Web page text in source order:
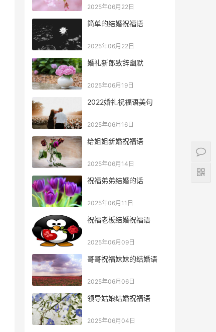
2025年06月22日
简单的结婚祝福语
2025年06月22日
婚礼新郎致辞幽默
2025年06月19日
2022婚礼祝福语美句
2025年06月16日
给姐姐新婚祝福语
2025年06月14日
祝福弟弟结婚的话
2025年06月11日
祝福老板结婚祝福语
2025年06月09日
哥哥祝福妹妹的结婚语
2025年06月06日
领导姑娘结婚祝福语
2025年06月04日